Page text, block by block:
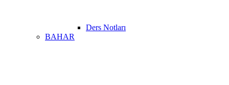
Ders Notları
BAHAR